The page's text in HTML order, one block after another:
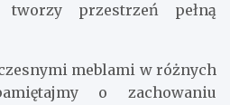
przestrzeń pełną
meblami w różnych
o zachowaniu